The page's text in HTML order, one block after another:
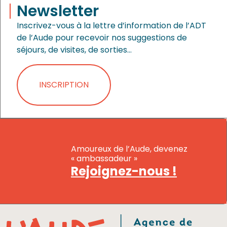
Newsletter
Inscrivez-vous à la lettre d’information de l’ADT
de l’Aude pour recevoir nos suggestions de
séjours, de visites, de sorties…
INSCRIPTION
Amoureux de l’Aude, devenez
« ambassadeur »
Rejoignez-nous !